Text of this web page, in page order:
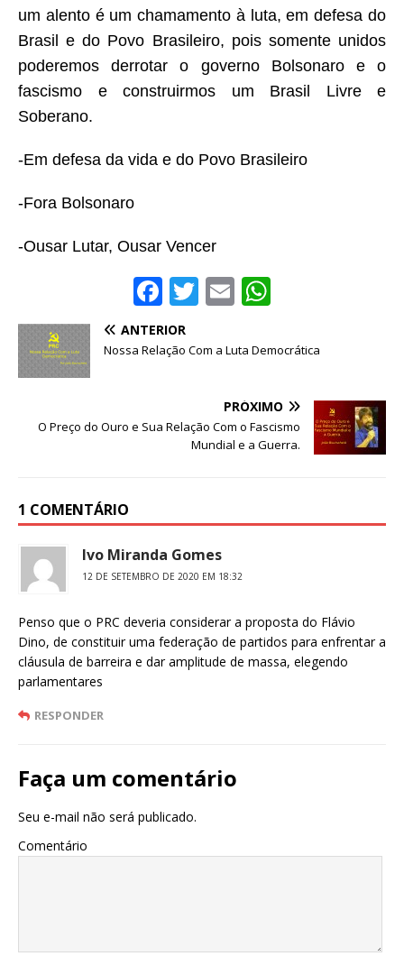
um alento é um chamamento à luta, em defesa do
Brasil e do Povo Brasileiro, pois somente unidos
poderemos derrotar o governo Bolsonaro e o
fascismo e construirmos um Brasil Livre e
Soberano.
-Em defesa da vida e do Povo Brasileiro
-Fora Bolsonaro
-Ousar Lutar, Ousar Vencer
F
a
c
o
T
it
E
ai at
A
p
ANTERIOR
Nossa Relação Com a Luta Democrática
PRÓXIMO
O Preço do Ouro e Sua Relação Com o Fascismo
Mundial e a Guerra.
1 COMENTÁRIO
Ivo Miranda Gomes
12 DE SETEMBRO DE 2020 EM 18:32
Penso que o PRC deveria considerar a proposta do Flávio
Dino, de constituir uma federação de partidos para enfrentar a
cláusula de barreira e dar amplitude de massa, elegendo
parlamentares
RESPONDER
Faça um comentário
Seu e-mail não será publicado.
Comentário